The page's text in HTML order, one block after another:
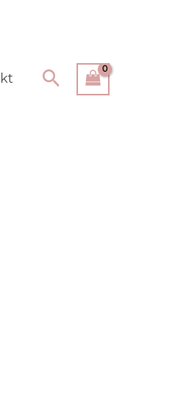
Hledat